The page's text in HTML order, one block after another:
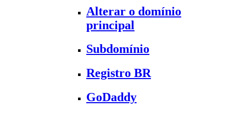
Alterar o domínio
principal
Subdomínio
Registro BR
GoDaddy